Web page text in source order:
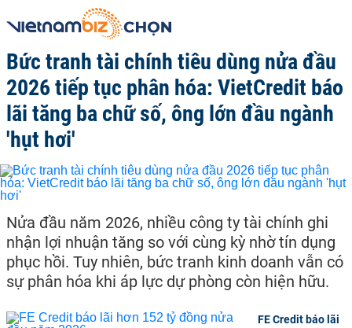
Bức tranh tài chính tiêu dùng nửa đầu
2026 tiếp tục phân hóa: VietCredit báo
lãi tăng ba chữ số, ông lớn đầu ngành
'hụt hơi'
Nửa đầu năm 2026, nhiều công ty tài chính ghi
nhận lợi nhuận tăng so với cùng kỳ nhờ tín dụng
phục hồi. Tuy nhiên, bức tranh kinh doanh vẫn có
sự phân hóa khi áp lực dự phòng còn hiện hữu.
FE Credit báo lãi